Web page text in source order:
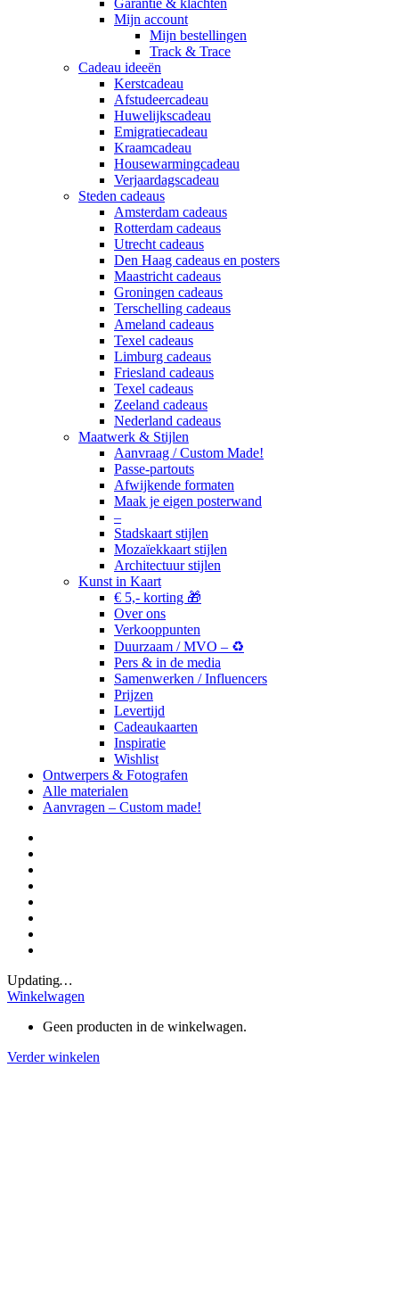
Garantie & klachten
Mijn account
Mijn bestellingen
Track & Trace
Cadeau ideeën
Kerstcadeau
Afstudeercadeau
Huwelijkscadeau
Emigratiecadeau
Kraamcadeau
Housewarmingcadeau
Verjaardagscadeau
Steden cadeaus
Amsterdam cadeaus
Rotterdam cadeaus
Utrecht cadeaus
Den Haag cadeaus en posters
Maastricht cadeaus
Groningen cadeaus
Terschelling cadeaus
Ameland cadeaus
Texel cadeaus
Limburg cadeaus
Friesland cadeaus
Texel cadeaus
Zeeland cadeaus
Nederland cadeaus
Maatwerk & Stijlen
Aanvraag / Custom Made!
Passe-partouts
Afwijkende formaten
Maak je eigen posterwand
–
Stadskaart stijlen
Mozaïekkaart stijlen
Architectuur stijlen
Kunst in Kaart
€ 5,- korting 🎁
Over ons
Verkooppunten
Duurzaam / MVO – ♻️
Pers & in de media
Samenwerken / Influencers
Prijzen
Levertijd
Cadeaukaarten
Inspiratie
Wishlist
Ontwerpers & Fotografen
Alle materialen
Aanvragen – Custom made!
Updating…
Winkelwagen
Geen producten in de winkelwagen.
Verder winkelen